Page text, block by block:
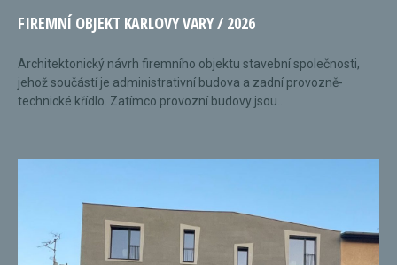
FIREMNÍ OBJEKT KARLOVY VARY / 2026
Architektonický návrh firemního objektu stavební společnosti,
jehož součástí je administrativní budova a zadní provozně-
technické křídlo. Zatímco provozní budovy jsou...